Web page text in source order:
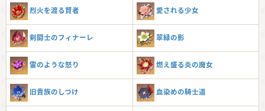
烈火を渡る賢者 愛される少女
剣闘士のフィナーレ 翠緑の影
雷のような怒り 燃え盛る炎の魔女
旧貴族のしつけ 血染めの騎士道